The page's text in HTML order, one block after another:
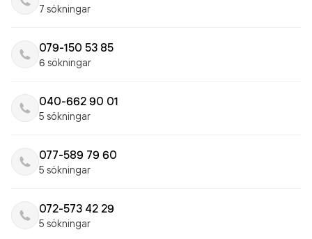
7 sökningar
079-150 53 85
6 sökningar
040-662 90 01
5 sökningar
077-589 79 60
5 sökningar
072-573 42 29
5 sökningar